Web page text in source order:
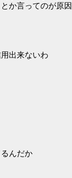
か言ってのが原因
出来ないわ
んだか